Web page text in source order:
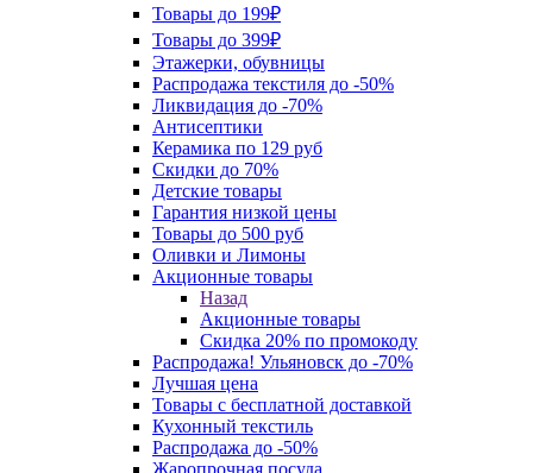
Товары до 199₽
Товары до 399₽
Этажерки, обувницы
Распродажа текстиля до -50%
Ликвидация до -70%
Антисептики
Керамика по 129 руб
Скидки до 70%
Детские товары
Гарантия низкой цены
Товары до 500 руб
Оливки и Лимоны
Акционные товары
Назад
Акционные товары
Скидка 20% по промокоду
Распродажа! Ульяновск до -70%
Лучшая цена
Товары с бесплатной доставкой
Кухонный текстиль
Распродажа до -50%
Жаропрочная посуда